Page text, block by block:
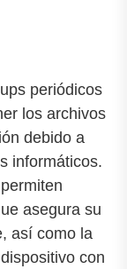
periódicos
los archivos
debido a
informáticos.
asegura su
así como la
con